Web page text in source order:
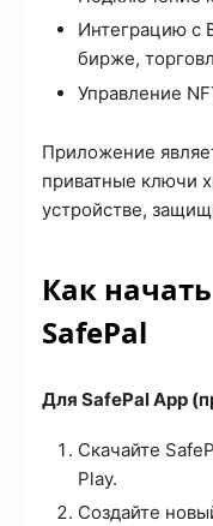
Интеграцию с
бирже,
Управление
Приложение
приватные ключи
устройстве,
Как
SafePal
Для SafePal App
Скачайте
Play.
Создайте